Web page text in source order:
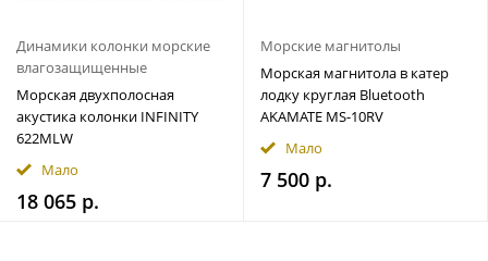
Динамики колонки морские
влагозащищенные
Морская двухполосная
акустика колонки INFINITY
622MLW
Мало
18 065 р.
Морские магнитолы
Морская магнитола в катер
лодку круглая Bluetooth
AKAMATE MS-10RV
Мало
7 500 р.